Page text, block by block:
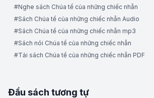
#Nghe sách Chúa tể của những chiếc nhẫn
#Sách Chúa tể của những chiếc nhẫn Audio
#Sách Chúa tể của những chiếc nhẫn mp3
#Sách nói Chúa tể của những chiếc nhẫn
#Tải sách Chúa tể của những chiếc nhẫn PDF
Đầu sách tương tự